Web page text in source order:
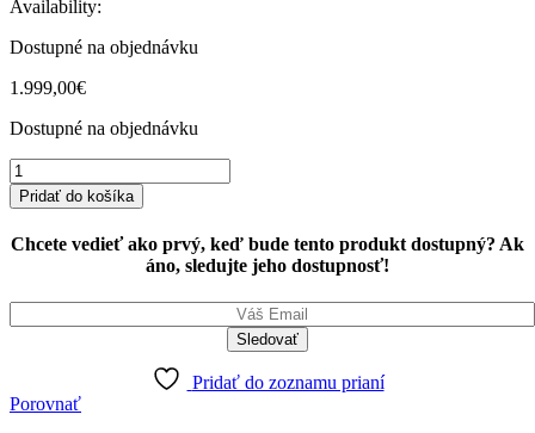
Availability:
Dostupné na objednávku
1.999,00€
Dostupné na objednávku
Apple
Studio
Display
Nano-
(Stand
Pridať do košíka
Chcete vedieť ako prvý, keď bude tento produkt dostupný? Ak
áno, sledujte jeho dostupnosť!
Pridať do zoznamu prianí
Porovnať